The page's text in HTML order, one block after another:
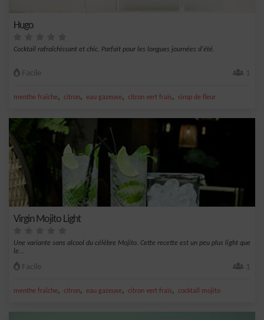
Hugo
Cocktail rafraîchissant et chic. Parfait pour les longues journées d'été.
Facile 1
menthe fraîche, citron, eau gazeuse, citron vert frais, sirop de fleur
Virgin Mojito Light
Une variante sans alcool du célèbre Mojito. Cette recette est un peu plus light que
le...
Facile 1
menthe fraîche, citron, eau gazeuse, citron vert frais, cocktail mojito